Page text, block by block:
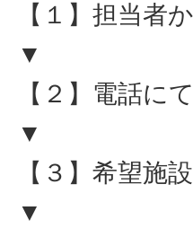
【１】担当者
▼
【２】電話に
▼
【３】希望施
▼